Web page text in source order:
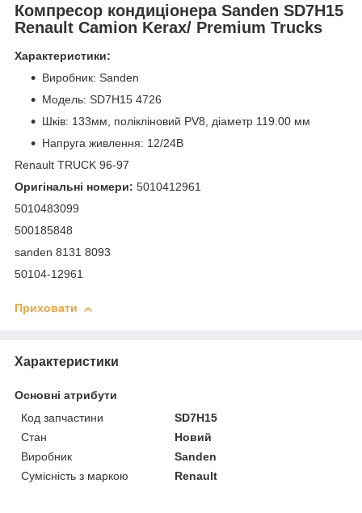
Компресор кондиціонера Sanden SD7H15
Renault Camion Kerax/ Premium Trucks
Характеристики:
Виробник: Sanden
Модель: SD7H15 4726
Шків: 133мм, полікліновий PV8, діаметр 119.00 мм
Напруга живлення: 12/24В
Renault TRUCK 96-97
Оригінальні номери: 5010412961
5010483099
500185848
sanden 8131 8093
50104-12961
Приховати
Характеристики
Основні атрибути
Код запчастини
SD7H15
Стан
Новий
Виробник
Sanden
Сумісність з маркою
Renault